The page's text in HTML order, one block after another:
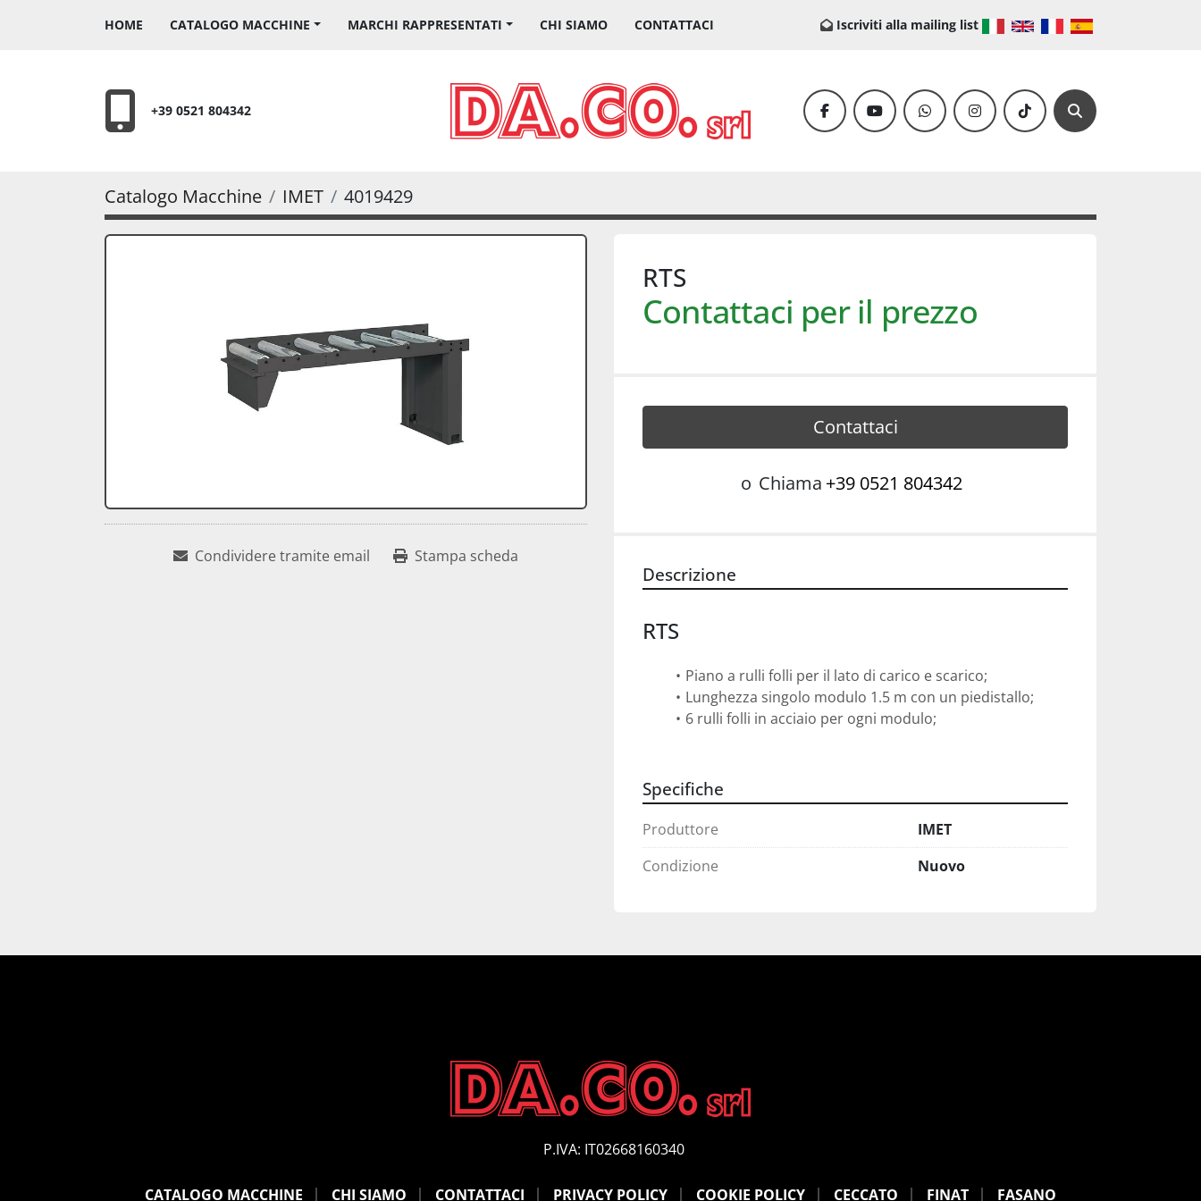
HOME CATALOGO MACCHINE MARCHI RAPPRESENTATI CHI SIAMO CONTATTACI Iscriviti alla mailing list
+39 0521 804342 facebookyoutubewhatsappinstagramtiktok Cerca
Catalogo Macchine IMET 4019429
Condividere tramite email Stampa scheda
RTS
Contattaci per il prezzo
Contattaci
o Chiama +39 0521 804342
Descrizione
RTS
Piano a rulli folli per il lato di carico e scarico;
Lunghezza singolo modulo 1.5 m con un piedistallo;
6 rulli folli in acciaio per ogni modulo;
Specifiche
Produttore
IMET
Condizione
Nuovo
P.IVA: IT02668160340
CATALOGO MACCHINE CHI SIAMO CONTATTACI PRIVACY POLICY COOKIE POLICY CECCATO FINAT FASANO